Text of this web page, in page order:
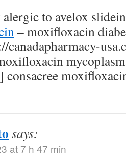
to avelox
– moxifloxacin
canadapharmacy-
says:
at 7 h 47 min